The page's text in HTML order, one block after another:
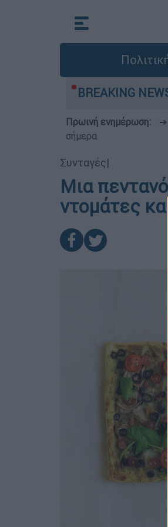
BREAKING
και σήμερα - Ισχυροί
Πρωινή ενημέρωση: ➔
σήμερα
Συνταγές|
Μια
ντομάτες